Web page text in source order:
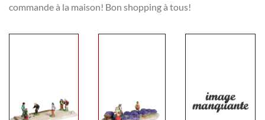
commande à la maison! Bon shopping à tous!